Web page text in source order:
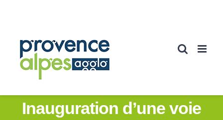
Inauguration d’une voie